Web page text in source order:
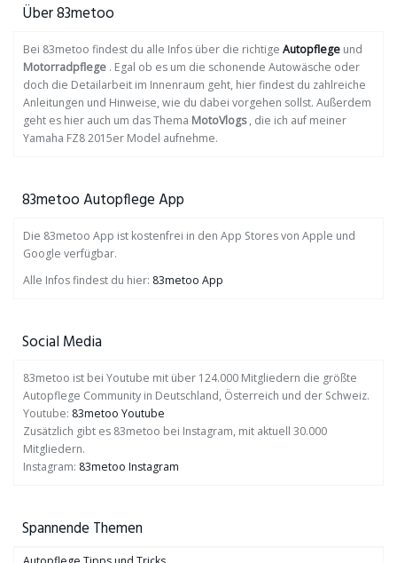
Über 83metoo
Bei 83metoo findest du alle Infos über die richtige Autopflege und
Motorradpflege . Egal ob es um die schonende Autowäsche oder
doch die Detailarbeit im Innenraum geht, hier findest du zahlreiche
Anleitungen und Hinweise, wie du dabei vorgehen sollst. Außerdem
geht es hier auch um das Thema MotoVlogs, die ich auf meiner
Yamaha FZ8 2015er Model aufnehme.
83metoo Autopflege App
Die 83metoo App ist kostenfrei in den App Stores von Apple und
Google verfügbar.
Alle Infos findest du hier: 83metoo App
Social Media
83metoo ist bei Youtube mit über 124.000 Mitgliedern die größte
Autopflege Community in Deutschland, Österreich und der Schweiz.
Youtube: 83metoo Youtube
Zusätzlich gibt es 83metoo bei Instagram, mit aktuell 30.000
Mitgliedern.
Instagram: 83metoo Instagram
Spannende Themen